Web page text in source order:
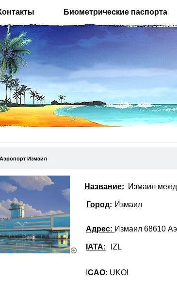
Биометрические паспорта
Измаил
Название: Измаил
Город: Измаил
Адрес: Измаил 68610
IATA: IZL
CAO: UKOI